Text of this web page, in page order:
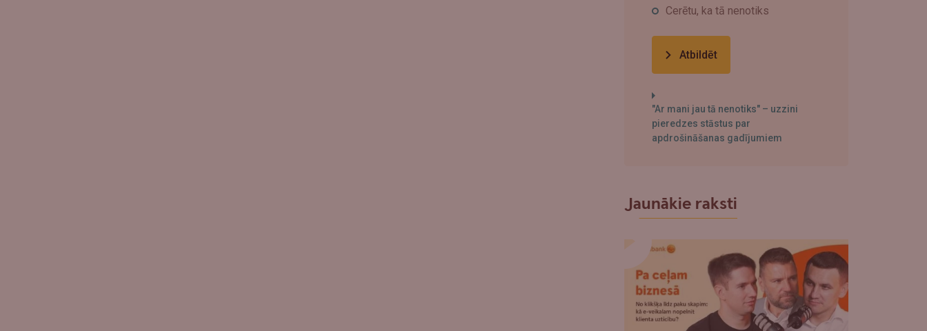
Cerētu, ka tā nenotiks
Atbildēt
"Ar mani jau tā nenotiks" – uzzini
pieredzes stāstus par
apdrošināšanas gadījumiem
Jaunākie raksti